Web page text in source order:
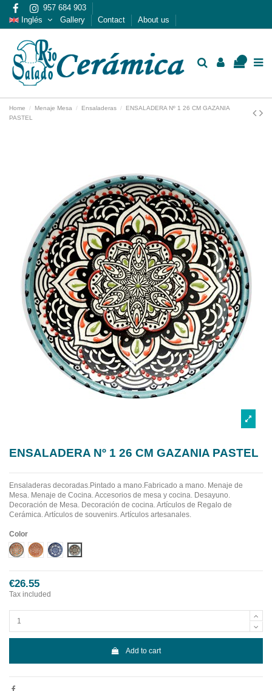
957 684 903
Inglés
Gallery Contact About us
Home Menaje Mesa Ensaladeras
ENSALADERA Nº 1 26 CM GAZANIA
PASTEL
ENSALADERA Nº 1 26 CM GAZANIA PASTEL
Ensaladeras decoradas.Pintado a mano.Fabricado a mano. Menaje de
Mesa. Menaje de Cocina. Accesorios de mesa y cocina. Desayuno.
Decoración de Mesa. Decoración de cocina. Artículos de Regalo de
Cerámica. Artículos de souvenirs. Artículos artesanales.
Color
Diseño 1Diseño 2Diseño 3Diseño 4
€26.55
Tax included
Add to cart